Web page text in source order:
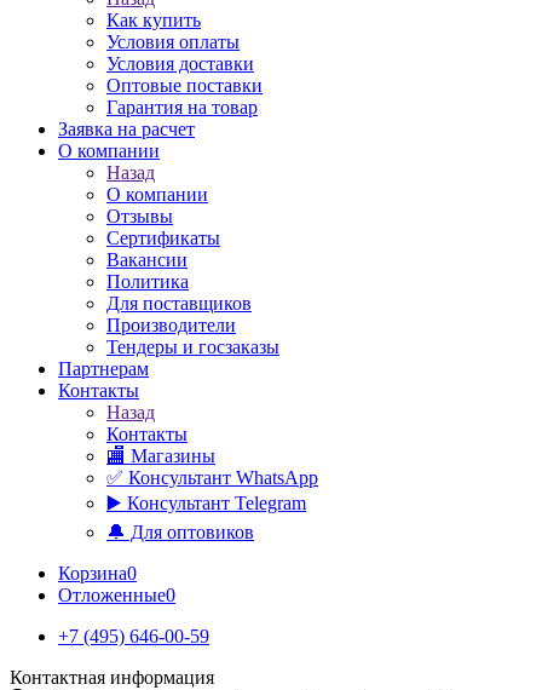
Как купить
Условия оплаты
Условия доставки
Оптовые поставки
Гарантия на товар
Заявка на расчет
О компании
Назад
О компании
Отзывы
Сертификаты
Вакансии
Политика
Для поставщиков
Производители
Тендеры и госзаказы
Партнерам
Контакты
Назад
Контакты
🏬 Магазины
✅️ Консультант WhatsApp
▶️ Консультант Telegram
🔔 Для оптовиков
Корзина0
Отложенные0
+7 (495) 646-00-59
Контактная информация